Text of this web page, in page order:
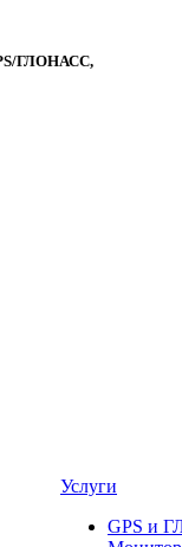
ГЛОНАСС,
Услуги
GPS и